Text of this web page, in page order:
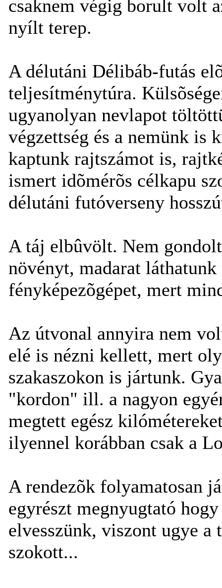
csaknem végig borult volt
nyílt terep.
A délutáni Délibáb-futás
teljesítménytúra.
ugyanolyan nevlapot
végzettség és a nemünk is
kaptunk rajtszámot is,
ismert idõmérõs célkapu
délutáni futóverseny
A táj elbûvölt. Nem
növényt, madarat
fényképezõgépet, mert
Az útvonal annyira nem
elé is nézni kellett, mert
szakaszokon is jártunk.
"kordon" ill. a nagyon
megtett egész
ilyennel korábban csak a
A rendezõk folyamatosan
egyrészt megnyugtató
elvesszünk, viszont ugye a
szokott...